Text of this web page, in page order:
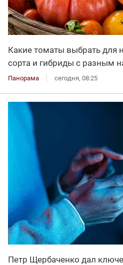
Какие томаты выбрать для
сорта и гибриды с разным
Панорама сегодня, 08:25
Петр Щербаченко дал